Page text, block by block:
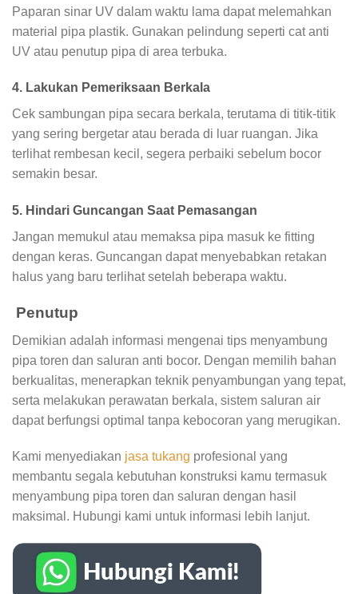
Paparan sinar UV dalam waktu lama dapat melemahkan
material pipa plastik. Gunakan pelindung seperti cat anti
UV atau penutup pipa di area terbuka.
4. Lakukan Pemeriksaan Berkala
Cek sambungan pipa secara berkala, terutama di titik-titik
yang sering bergetar atau berada di luar ruangan. Jika
terlihat rembesan kecil, segera perbaiki sebelum bocor
semakin besar.
5. Hindari Guncangan Saat Pemasangan
Jangan memukul atau memaksa pipa masuk ke fitting
dengan keras. Guncangan dapat menyebabkan retakan
halus yang baru terlihat setelah beberapa waktu.
Penutup
Demikian adalah informasi mengenai tips menyambung
pipa toren dan saluran anti bocor. Dengan memilih bahan
berkualitas, menerapkan teknik penyambungan yang tepat,
serta melakukan perawatan berkala, sistem saluran air
dapat berfungsi optimal tanpa kebocoran yang merugikan.
Kami menyediakan jasa tukang profesional yang
membantu segala kebutuhan konstruksi kamu termasuk
menyambung pipa toren dan saluran dengan hasil
maksimal. Hubungi kami untuk informasi lebih lanjut.